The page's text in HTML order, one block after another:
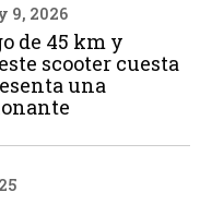
9, 2026
de 45 km y
scooter cuesta
una